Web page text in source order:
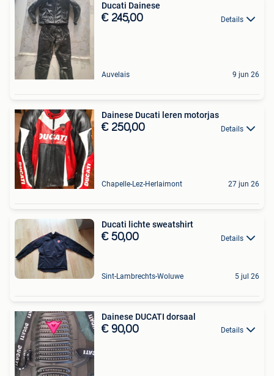
Ducati Dainese
€ 245,00 Details
Auvelais 9 jun 26
Dainese Ducati leren motorjas
€ 250,00 Details
Chapelle-Lez-Herlaimont 27 jun 26
Ducati lichte sweatshirt
€ 50,00 Details
Sint-Lambrechts-Woluwe 5 jul 26
Dainese DUCATI dorsaal
€ 90,00 Details